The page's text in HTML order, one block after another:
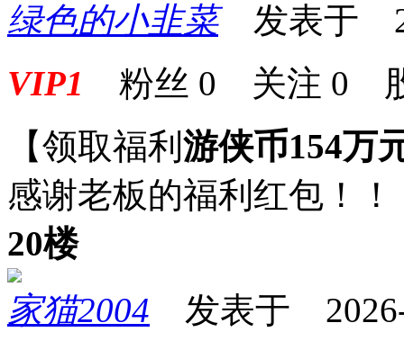
绿色的小韭菜发表于
VIP1 粉丝 0 关注 0
【领取福利 游侠币154万
感谢老板的福利红包！
20楼
家猫2004 发表于 2026-